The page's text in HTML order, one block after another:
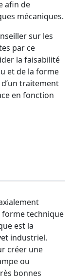
afin de
mécaniques.
sur les
par ce
la faisabilité
et de la forme
traitement
en fonction
forme technique
est la
industriel.
créer une
ou
bonnes